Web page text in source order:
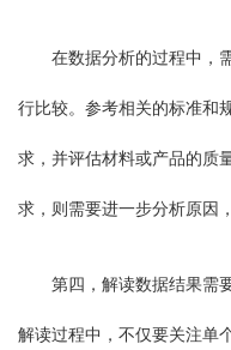
在数据分析的过程中，
行比较。参考相关的标准和
求，并评估材料或产品的质
求，则需要进一步分析原因
第四，解读数据结果需
解读过程中，不仅要关注单